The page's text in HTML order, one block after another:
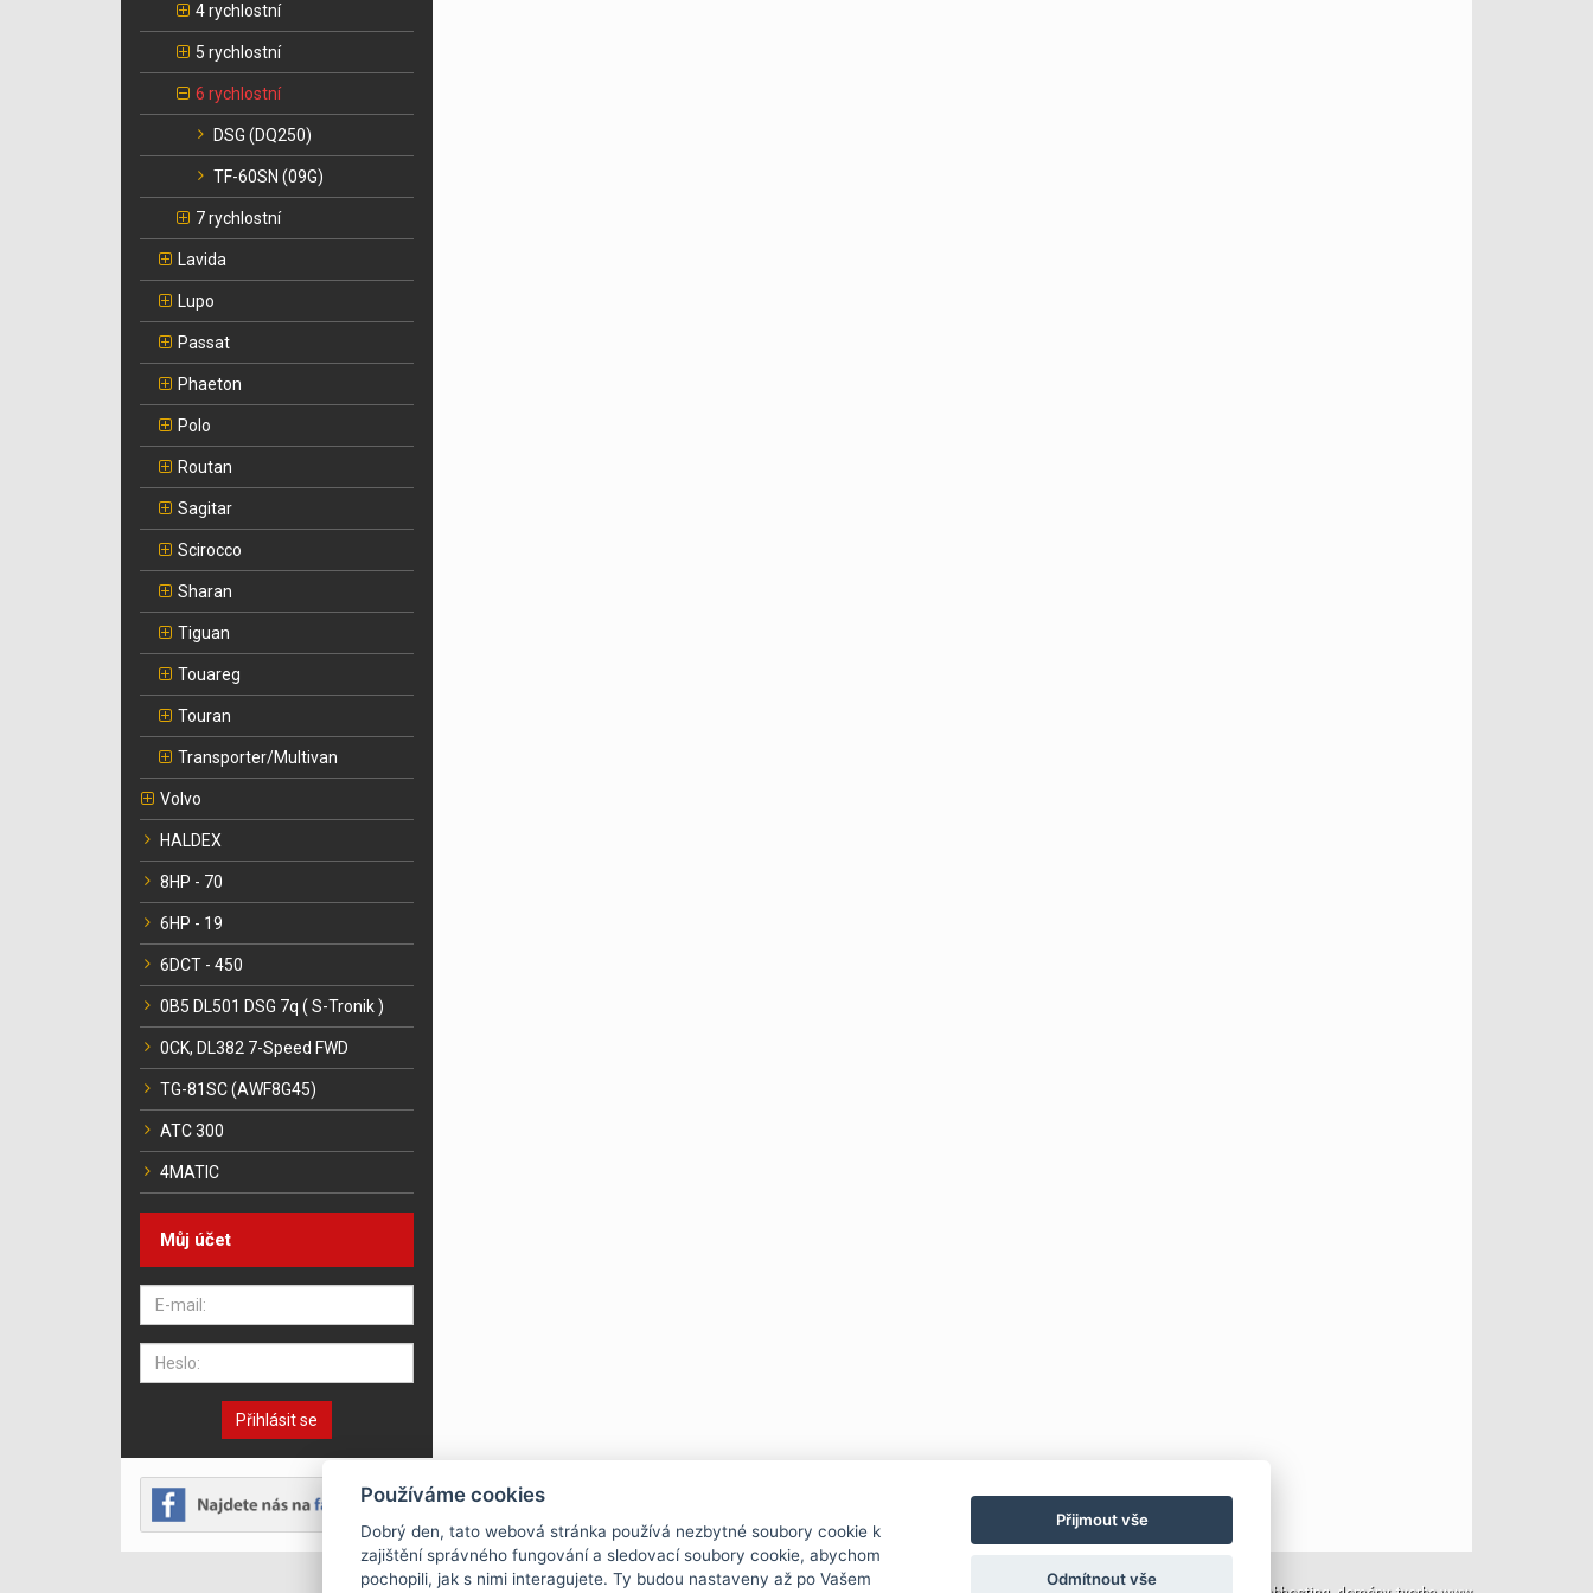
4 rychlostní
5 rychlostní
6 rychlostní
DSG (DQ250)
TF-60SN (09G)
7 rychlostní
Lavida
Lupo
Passat
Phaeton
Polo
Routan
Sagitar
Scirocco
Sharan
Tiguan
Touareg
Touran
Transporter/Multivan
Volvo
HALDEX
8HP - 70
6HP - 19
6DCT - 450
0B5 DL501 DSG 7q ( S-Tronik )
0CK, DL382 7-Speed FWD
TG-81SC (AWF8G45)
ATC 300
4MATIC
Můj účet
Přihlásit se
Používáme cookies
Dobrý den, tato webová stránka používá nezbytné soubory cookie k
zajištění správného fungování a sledovací soubory cookie, abychom
pochopili, jak s nimi interagujete. Ty budou nastaveny až po Vašem
Přijmout vše
Odmítnout vše